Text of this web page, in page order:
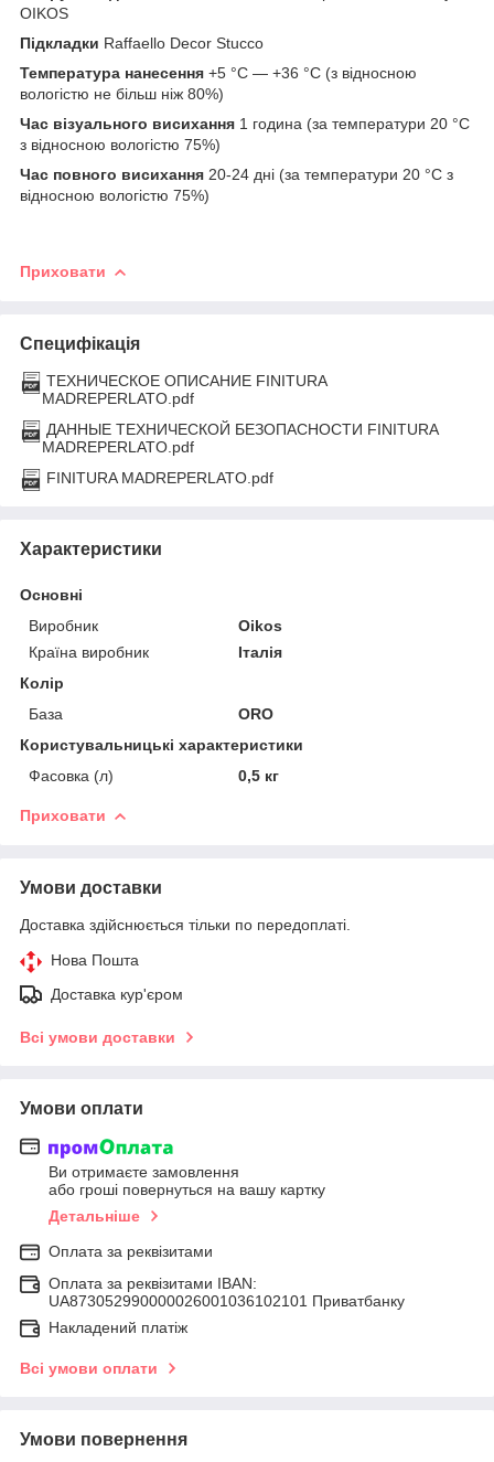
OIKOS
Підкладки Raffaello Decor Stucco
Температура нанесення +5 °C — +36 °C (з відносною
вологістю не більш ніж 80%)
Час візуального висихання 1 година (за температури 20 °C
з відносною вологістю 75%)
Час повного висихання 20-24 дні (за температури 20 °C з
відносною вологістю 75%)
Приховати
Специфікація
ТЕХНИЧЕСКОЕ ОПИСАНИЕ FINITURA
MADREPERLATO.pdf
ДАННЫЕ ТЕХНИЧЕСКОЙ БЕЗОПАСНОСТИ FINITURA
MADREPERLATO.pdf
FINITURA MADREPERLATO.pdf
Характеристики
Основні
Виробник
Oikos
Країна виробник
Італія
Колір
База
ORO
Користувальницькі характеристики
Фасовка (л)
0,5 кг
Приховати
Умови доставки
Доставка здійснюється тільки по передоплаті.
Нова Пошта
Доставка кур'єром
Всі умови доставки
Умови оплати
Ви отримаєте замовлення
або гроші повернуться на вашу картку
Детальніше
Оплата за реквізитами
Оплата за реквізитами IBAN:
UA873052990000026001036102101 Приватбанку
Накладений платіж
Всі умови оплати
Умови повернення